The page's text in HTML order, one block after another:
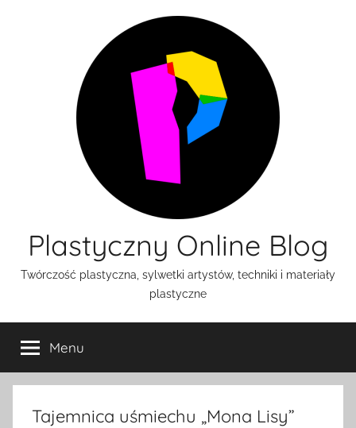
Plastyczny Online Blog
Twórczość plastyczna, sylwetki artystów, techniki i materiały
plastyczne
Menu
Tajemnica uśmiechu „Mona Lisy”